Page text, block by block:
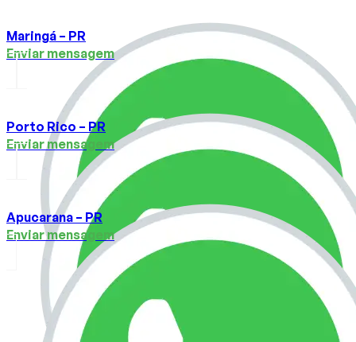
Maringá – PR
Enviar mensagem
Porto Rico – PR
Enviar mensagem
Apucarana – PR
Enviar mensagem